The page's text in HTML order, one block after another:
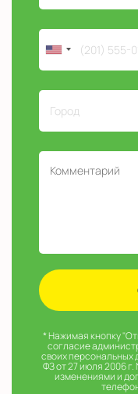
* Нажимая кнопку
согласие
своих персональных
ФЗ от 27 июля 2006
изменениями и